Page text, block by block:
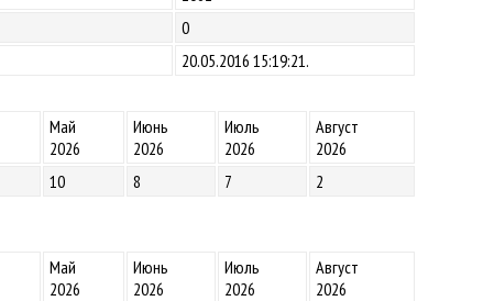
0
20.05.2016 15:19:21.
Май
2026
Июнь
2026
Июль
2026
Август
2026
10 8 7 2
Май
2026
Июнь
2026
Июль
2026
Август
2026